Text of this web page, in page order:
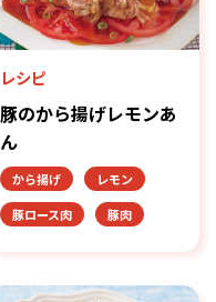
レシピ
豚のから揚げレモンあ
ん
から揚げ
レモン
豚ロース肉
豚肉